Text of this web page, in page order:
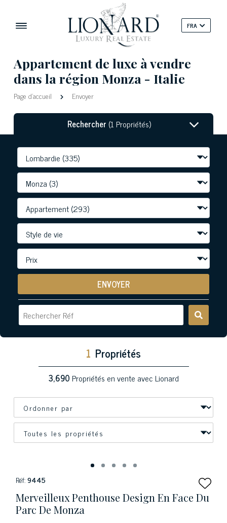
FRA
Appartement de luxe à vendre
dans la région Monza - Italie
Page d'accueil Envoyer
Rechercher (1 Propriétés)
ENVOYER
1 Propriétés
3,690Propriétés en vente avec Lionard
Réf:9445
Merveilleux Penthouse Design En Face Du
Parc De Monza